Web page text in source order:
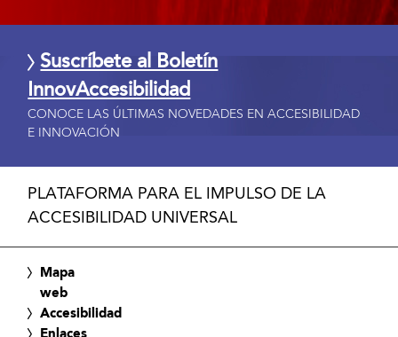
Suscríbete al Boletín
InnovAccesibilidad
CONOCE LAS ÚLTIMAS NOVEDADES EN ACCESIBILIDAD
E INNOVACIÓN
PLATAFORMA PARA EL IMPULSO DE LA
ACCESIBILIDAD UNIVERSAL
Mapa
web
Accesibilidad
Enlaces